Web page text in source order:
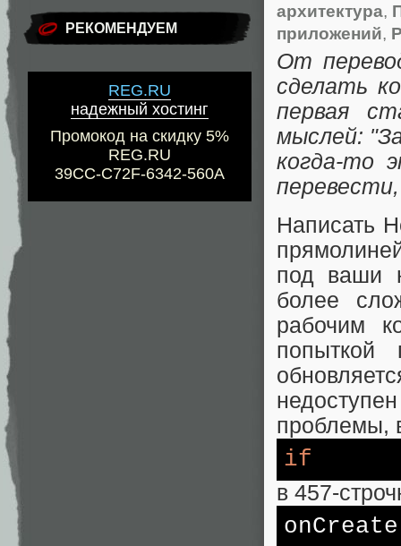
РЕКОМЕНДУЕМ
REG.RU
надежный хостинг
Промокод на скидку 5%
REG.RU
39CC-C72F-6342-560A
архитектура,
приложений,
От
сделать
первая
мыслей:
когда-то
Написать
под ваши
более
рабочим
попыткой
проблемы,
if
в 457-